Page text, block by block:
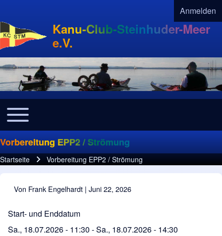
User
Anmelden
Kanu-Club-Steinhuder-Meer
e.V.
Navigation
Toggle main menu
Vorbereitung EPP2 / Strömung
Pfadnavigation
Startseite Vorbereitung EPP2 / Strömung
Von Frank Engelhardt | Juni 22, 2026
Start- und Enddatum
Sa., 18.07.2026 - 11:30 -Sa., 18.07.2026 - 14:30